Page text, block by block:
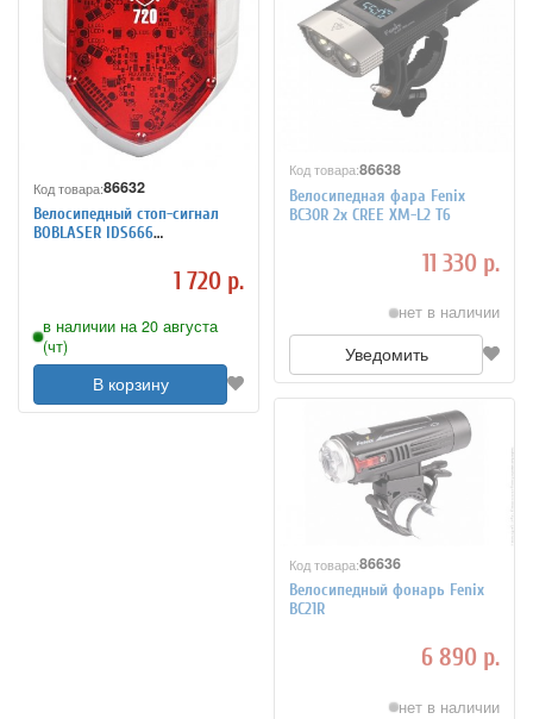
Код товара:86632
Велосипедный стоп-сигнал
BOBLASER IDS666
1 720 р.
в наличии на 20 августа
(чт)
В корзину
Код товара:86638
Велосипедная фара Fenix
BC30R 2x CREE XM-L2 T6
11 330 р.
нет в наличии
Уведомить
Код товара:86636
Велосипедный фонарь Fenix
BC21R
6 890 р.
нет в наличии